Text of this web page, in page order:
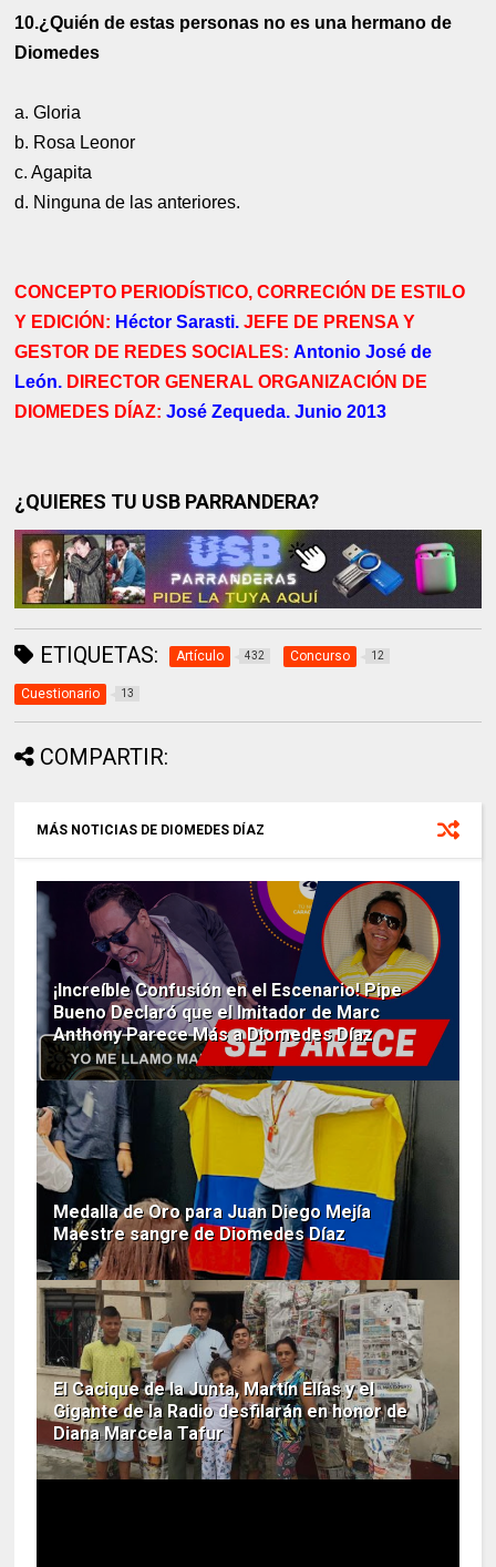
10.¿Quién de estas personas no es una hermano de
Diomedes
a. Gloria
b. Rosa Leonor
c. Agapita
d. Ninguna de las anteriores.
CONCEPTO PERIODÍSTICO, CORRECIÓN DE ESTILO
Y EDICIÓN: Héctor Sarasti. JEFE DE PRENSA Y
GESTOR DE REDES SOCIALES: Antonio José de
León. DIRECTOR GENERAL ORGANIZACIÓN DE
DIOMEDES DÍAZ: José Zequeda. Junio 2013
¿QUIERES TU USB PARRANDERA?
ETIQUETAS: Artículo 432 Concurso 12
Cuestionario 13
COMPARTIR:
MÁS NOTICIAS DE DIOMEDES DÍAZ
¡Increíble Confusión en el Escenario! Pipe
Bueno Declaró que el Imitador de Marc
Anthony Parece Más a Diomedes Díaz
Medalla de Oro para Juan Diego Mejía
Maestre sangre de Diomedes Díaz
El Cacique de la Junta, Martín Elías y el
Gigante de la Radio desfilarán en honor de
Diana Marcela Tafur